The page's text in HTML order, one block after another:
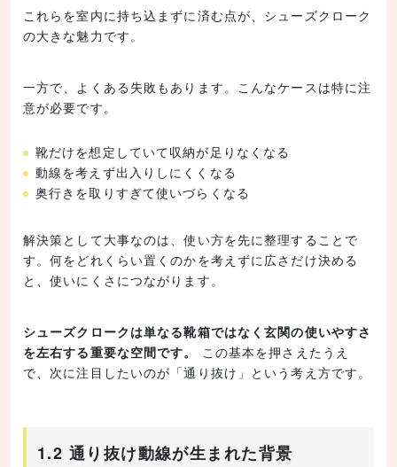
これらを室内に持ち込まずに済む点が、シューズクローク
の大きな魅力です。
一方で、よくある失敗もあります。こんなケースは特に注
意が必要です。
靴だけを想定していて収納が足りなくなる
動線を考えず出入りしにくくなる
奥行きを取りすぎて使いづらくなる
解決策として大事なのは、使い方を先に整理することで
す。何をどれくらい置くのかを考えずに広さだけ決める
と、使いにくさにつながります。
シューズクロークは単なる靴箱ではなく玄関の使いやすさ
を左右する重要な空間です。
この基本を押さえたうえ
で、次に注目したいのが「通り抜け」という考え方です。
1.2 通り抜け動線が生まれた背景